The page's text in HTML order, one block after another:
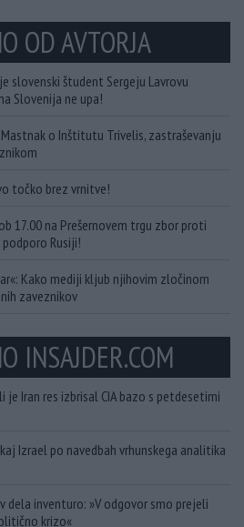
OD AVTORJA
slovenski študent Sergeju Lavrovu
Slovenija ne upa!
o Inštitutu Trivelis, zastraševanju
točko brez vrnitve!
17.00 na Prešernovem trgu zbor proti
Rusiji!
Kako mediji kljub njihovim zločinom
zaveznikov
INSAJDER.COM
je Iran res izbrisal CIA bazo s petdesetimi
Izrael po navedbah vrhunskega analitika
dela inventuro: »V odgovor smo prejeli
krizo«